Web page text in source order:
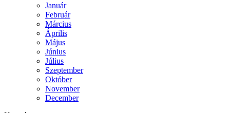
Január
Február
Március
Április
Május
Június
Július
Szeptember
Október
November
December